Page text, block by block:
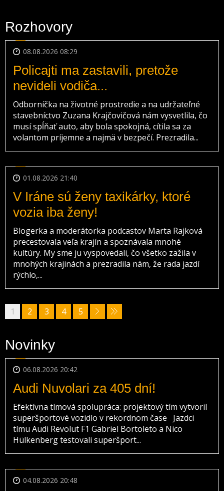
Rozhovory
08.08.2026 08:29
Policajti ma zastavili, pretože
nevideli vodiča...
Odborníčka na životné prostredie a na udržateľné
stavebníctvo Zuzana Krajčovičová nám vysvetlila, čo
musí spĺňať auto, aby bola spokojná, cítila sa za
volantom príjemne a najmä v bezpečí. Prezradila...
01.08.2026 21:40
V Iráne sú ženy taxikárky, ktoré
vozia iba ženy!
Blogerka a moderátorka podcastov Marta Rajková
precestovala veľa krajín a spoznávala mnohé
kultúry. My sme ju vyspovedali, čo všetko zažila v
mnohých krajinách a prezradila nám, že rada jazdí
rýchlo,...
1 2 3 4 5
Novinky
06.08.2026 20:42
Audi Nuvolari za 405 dní!
Efektívna tímová spolupráca: projektový tím vytvoril
superšportové vozidlo v rekordnom čase Jazdci
tímu Audi Revolut F1 Gabriel Bortoleto a Nico
Hülkenberg testovali superšport...
04.08.2026 20:48